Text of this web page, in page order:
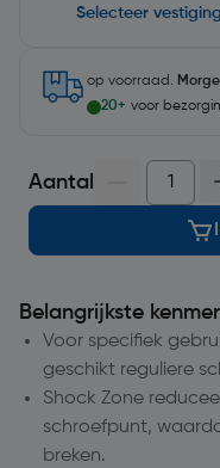
Selecteer vestiging
op voorraad.
20+ voor
Aantal
Belangrijkste
Voor specifiek
geschikt reguliere
Shock Zone
schroefpunt,
breken.